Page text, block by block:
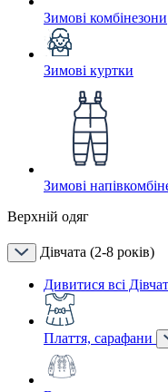
Зимові комбінезони
Зимові куртки
Зимові
Верхній одяг
Дівчата (2-8 років)
Дивитися всі
Плаття, сарафани